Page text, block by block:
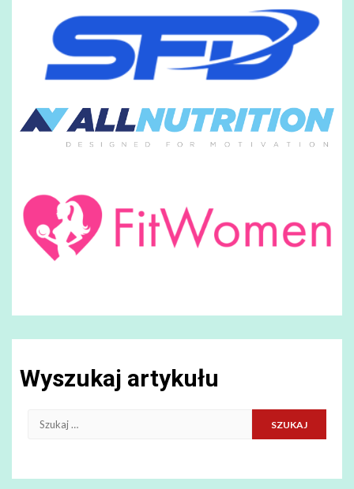
Wyszukaj artykułu
Szukaj: